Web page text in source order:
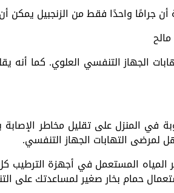
جرامًا واحدًا فقط من الزنجبيل يمكن
الجهاز التنفسي العلوي. كما أنه
في المنزل على تقليل مخاطر الإصابة
لمرضى التهابات الجهاز التنفسي.
المياه المستعمل في أجهزة الترطيب
حمام بخار صغير لمساعدتك على